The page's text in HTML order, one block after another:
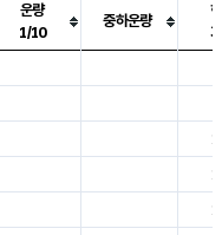
, 바람, 기압등을 안내한 표입
운량
1/10
중하운량